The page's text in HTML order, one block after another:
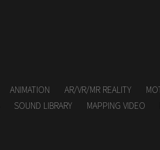
ANIMATION AR/VR/MR REALITY
SOUND LIBRARY MAPPING VIDEO